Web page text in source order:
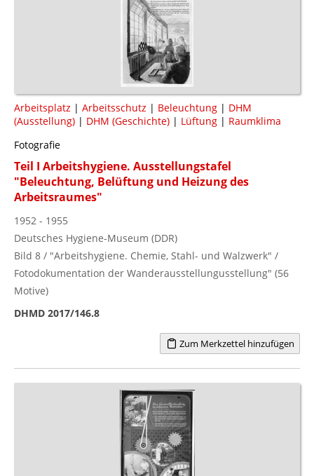
Arbeitsplatz | Arbeitsschutz | Beleuchtung | DHM
(Ausstellung) | DHM (Geschichte) | Lüftung | Raumklima
Fotografie
Teil I Arbeitshygiene. Ausstellungstafel
"Beleuchtung, Belüftung und Heizung des
Arbeitsraumes"
1952 - 1955
Deutsches Hygiene-Museum (DDR)
Bild 8 / "Arbeitshygiene. Chemie, Stahl- und Walzwerk" /
Fotodokumentation der Wanderausstellungusstellung" (56
Motive)
DHMD 2017/146.8
Zum Merkzettel hinzufügen